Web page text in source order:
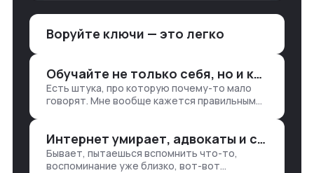
аналитикой лет 15 назад, нужно было:
продажи, заявки, прогресс по проекту
— все ручками
Воруйте ключи — это легко
Обучайте не только себя, но и клиентов
Есть штука, про которую почему-то мало
говорят. Мне вообще кажется правильным
хватаешь у клиента: е…
Интернет умирает, адвокаты и судьи в растерянности, а я хочу песню
Бывает, пытаешься вспомнить что-то,
воспоминание уже близко, вот-вот